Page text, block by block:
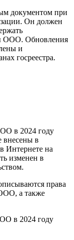
документом при
Он должен
ООО. Обновления
и
госреестра.
в 2024 году
внесены в
Интернете на
изменен в
права
а также
в 2024 году